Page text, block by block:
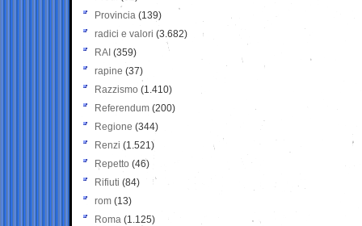
Provincia (139)
radici e valori (3.682)
RAI (359)
rapine (37)
Razzismo (1.410)
Referendum (200)
Regione (344)
Renzi (1.521)
Repetto (46)
Rifiuti (84)
rom (13)
Roma (1.125)